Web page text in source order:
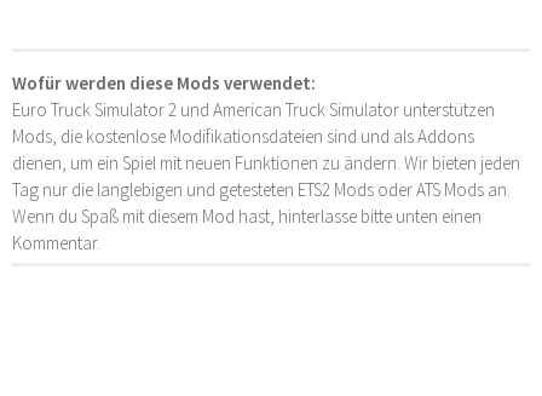
Wofür werden diese Mods verwendet:
Euro Truck Simulator 2 und American Truck Simulator unterstützen
Mods, die kostenlose Modifikationsdateien sind und als Addons
dienen, um ein Spiel mit neuen Funktionen zu ändern. Wir bieten jeden
Tag nur die langlebigen und getesteten ETS2 Mods oder ATS Mods an.
Wenn du Spaß mit diesem Mod hast, hinterlasse bitte unten einen
Kommentar.